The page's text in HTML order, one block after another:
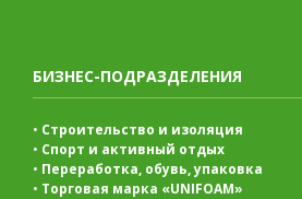
БИЗНЕС-ПОДРАЗДЕЛЕНИЯ
• Строительство и изоляция
• Спорт и активный отдых
• Переработка, обувь, упаковка
• Торговая марка «UNIFOAM»